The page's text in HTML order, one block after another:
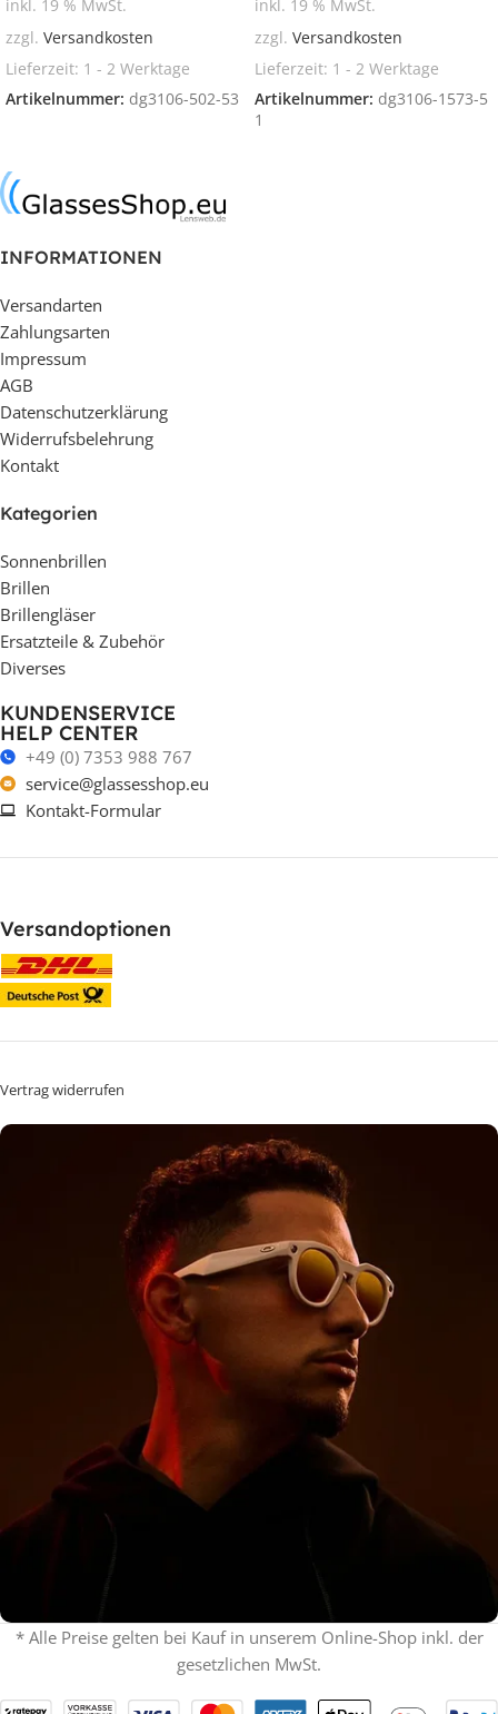
inkl. 19 % MwSt.
zzgl. Versandkosten
Lieferzeit: 1 - 2 Werktage
Artikelnummer: dg3106-502-53
inkl. 19 % MwSt.
zzgl. Versandkosten
Lieferzeit: 1 - 2 Werktage
Artikelnummer: dg3106-1573-5
1
INFORMATIONEN
Versandarten
Zahlungsarten
Impressum
AGB
Datenschutzerklärung
Widerrufsbelehrung
Kontakt
Kategorien
Sonnenbrillen
Brillen
Brillengläser
Ersatzteile & Zubehör
Diverses
KUNDENSERVICE
HELP CENTER
+49 (0) 7353 988 767
service@glassesshop.eu
Kontakt-Formular
Versandoptionen
Vertrag widerrufen
% ON SALE %
Oakley mit Sehstärke
* Alle Preise gelten bei Kauf in unserem Online-Shop inkl. der
gesetzlichen MwSt.